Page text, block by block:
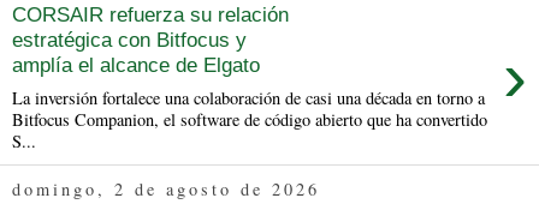
CORSAIR refuerza su relación
estratégica con Bitfocus y
amplía el alcance de Elgato
›
La inversión fortalece una colaboración de casi una década en torno a
Bitfocus Companion, el software de código abierto que ha convertido
S...
domingo, 2 de agosto de 2026